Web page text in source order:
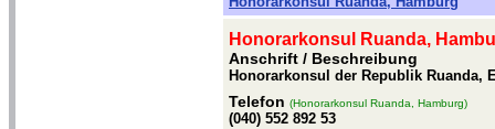
Honorarkonsul Ruanda,
Anschrift / Beschreibung
Honorarkonsul der Republik Ruanda,
Telefon (Honorarkonsul Ruanda, Hamburg)
(040) 552 892 53